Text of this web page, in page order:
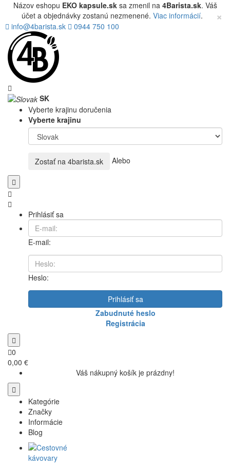
Názov eshopu EKO kapsule.sksa zmenil na 4Barista.sk. Váš
účet a objednávky zostanú nezmenené. Viac informácií. ×
info@4barista.sk 0944 750 100
SK
Vyberte krajinu doručenia
Vyberte krajinu
Zostať na 4barista.sk Alebo
Prihlásiť sa
E-mail:
Heslo:
Prihlásiť sa
Zabudnuté heslo
Registrácia
0
0,00 €
Váš nákupný košík je prázdny!
Kategórie
Značky
Informácie
Blog